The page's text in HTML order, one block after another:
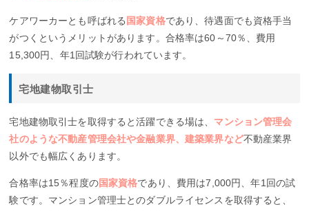
ケアワーカーとも呼ばれる 国家資格であり、待遇面でも資格手当
がつくというメリットがあります。合格率は60～70％、費用
15,300円、年1回試験が行われています。
宅地建物取引士
宅地建物取引士を取得すると活躍できる場は、 マンション管理会
社のような不動産管理会社や金融業界、建築業界など不動産業界
以外でも幅広くあります。
合格率は15％程度の国家資格であり、費用は7,000円、年1回の試
験です。マンション管理士とのダブルライセンスを取得すると、